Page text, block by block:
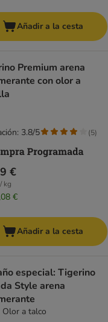
Añadir a la cesta
Premium arena
con olor a
€
kg
€
3.8/5 (5)
Añadir a la cesta
especial: Tigerino
Style arena
a talco